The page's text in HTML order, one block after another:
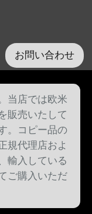
お問い合わせ
当店では欧米
販売いたして
。コピー品の
規代理店およ
輸入している
ご購入いただ